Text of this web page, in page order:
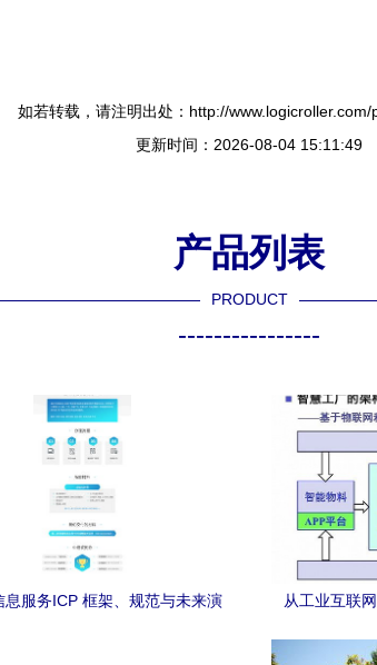
如若转载，请注明出处：http://
更新时间：2026-08-04 15:11:49
产品列表
PRODUCT
----------------
息服务ICP 框架、规范与未来演
从工业互联